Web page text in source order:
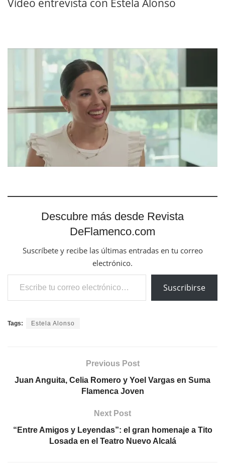
Vídeo entrevista con Estela Alonso
Descubre más desde Revista
DeFlamenco.com
Suscríbete y recibe las últimas entradas en tu correo
electrónico.
Escribe tu correo electrónico…
Suscribirse
Tags: Estela Alonso
Previous Post
Juan Anguita, Celia Romero y Yoel Vargas en Suma
Flamenca Joven
Next Post
“Entre Amigos y Leyendas”: el gran homenaje a Tito
Losada en el Teatro Nuevo Alcalá